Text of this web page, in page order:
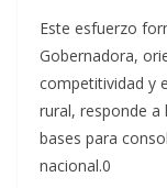
Este esfuerzo
Gobernadora,
competitividad y
rural, responde a
bases para
nacional.0